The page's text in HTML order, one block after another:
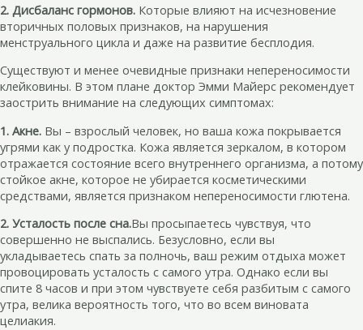
2. Дисбаланс гормонов. Которые влияют на исчезновение
вторичных половых признаков, на нарушения
менструального цикла и даже на развитие бесплодия.
Существуют и менее очевидные признаки непереносимости
клейковины. В этом плане доктор Эмми Майерс рекомендует
заострить внимание на следующих симптомах:
1. Акне. Вы – взрослый человек, но ваша кожа покрывается
угрями как у подростка. Кожа является зеркалом, в котором
отражается состояние всего внутреннего организма, а потому
стойкое акне, которое не убирается косметическими
средствами, является признаком непереносимости глютена.
2. Усталость после сна.Вы просыпаетесь чувствуя, что
совершенно не выспались. Безусловно, если вы
укладываетесь спать за полночь, ваш режим отдыха может
провоцировать усталость с самого утра. Однако если вы
спите 8 часов и при этом чувствуете себя разбитым с самого
утра, велика вероятность того, что во всем виновата
целиакия.